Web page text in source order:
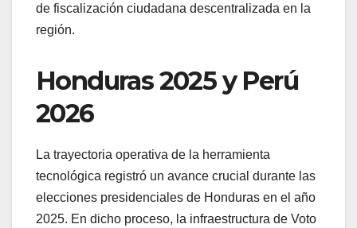
de fiscalización ciudadana descentralizada en la
región.
Honduras 2025 y Perú
2026
La trayectoria operativa de la herramienta
tecnológica registró un avance crucial durante las
elecciones presidenciales de Honduras en el año
2025. En dicho proceso, la infraestructura de Voto